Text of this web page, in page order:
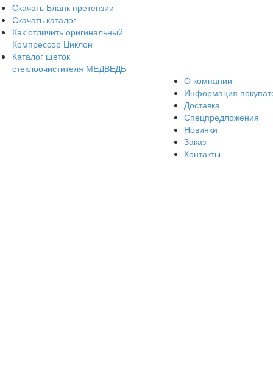
Скачать Бланк претензии
Скачать каталог
Как отличить оригинальный
Компрессор Циклон
Каталог щеток
стеклоочистителя МЕДВЕДЬ
О компании
Информация
Доставка
Спецпредложения
Новинки
Заказ
Контакты